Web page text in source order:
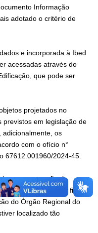
Informação
adotado o critério de
e incorporada à Ibed
acessadas através do
que pode ser
projetados no
previstos em legislação de
adicionalmente, os
com o ofício n°
67612.001960/2024-45.
ou extensão de
ou permanente, fixa ou
do Órgão Regional do
localizado tão